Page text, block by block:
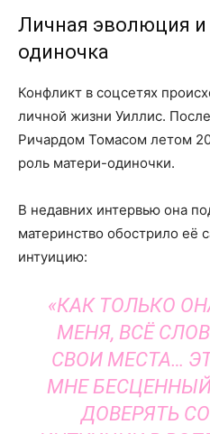
Личная эволюция и
одиночка
Конфликт в соцсетях
личной жизни Уиллис.
Ричардом Томасом летом
роль матери-одиночки.
В недавних интервью она
материнство обострило её
интуицию:
«КАК ТОЛЬКО
МЕНЯ, ВСЁ
СВОИ МЕСТА…
МНЕ
ДОВЕРЯТЬ